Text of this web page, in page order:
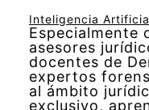
Inteligencia
Especialmente
asesores
docentes de
expertos
al ámbito
exclusivo,